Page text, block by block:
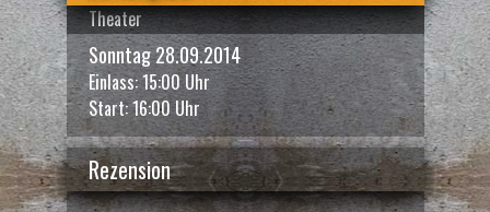
Theater
Sonntag 28.09.2014
Einlass: 15:00 Uhr
Start: 16:00 Uhr
Rezension